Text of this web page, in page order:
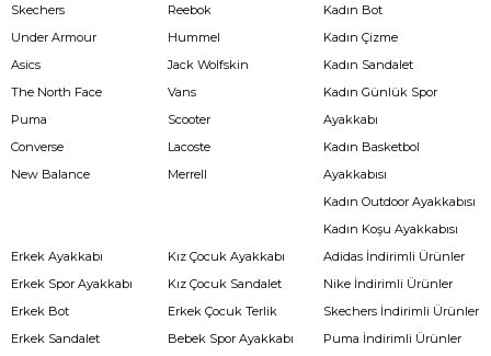
Skechers
Under Armour
Asics
The North Face
Puma
Converse
New Balance
Reebok
Hummel
Jack Wolfskin
Vans
Scooter
Lacoste
Merrell
Kadın Bot
Kadın Çizme
Kadın Sandalet
Kadın Günlük Spor
Ayakkabı
Kadın Basketbol
Ayakkabısı
Kadın Outdoor Ayakkabısı
Kadın Koşu Ayakkabısı
Erkek Ayakkabı
Erkek Spor Ayakkabı
Erkek Bot
Erkek Sandalet
Kız Çocuk Ayakkabı
Kız Çocuk Sandalet
Erkek Çocuk Terlik
Bebek Spor Ayakkabı
Adidas İndirimli Ürünler
Nike İndirimli Ürünler
Skechers İndirimli Ürünler
Puma İndirimli Ürünler